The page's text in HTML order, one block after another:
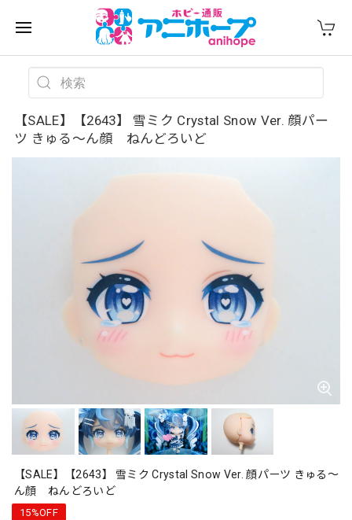
【SALE】【2643】 雪ミク Crystal Snow Ver. 顔パー
ツ きゅる〜ん顔 ねんどろいど
【SALE】【2643】 雪ミク Crystal Snow Ver. 顔パーツ きゅる〜
ん顔 ねんどろいど
15%OFF